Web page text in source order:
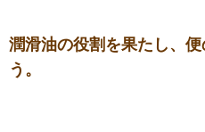
潤滑油の役割を果たし、
う。